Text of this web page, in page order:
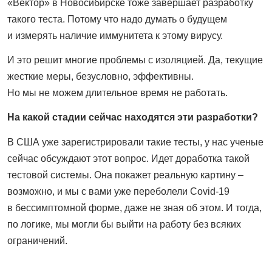
«Вектор» в Новосибирске тоже завершает разработку
такого теста. Потому что надо думать о будущем
и измерять наличие иммунитета к этому вирусу.
И это решит многие проблемы с изоляцией. Да, текущие
жесткие меры, безусловно, эффективны.
Но мы не можем длительное время не работать.
На какой стадии сейчас находятся эти разработки?
В США уже зарегистрировали такие тесты, у нас ученые
сейчас обсуждают этот вопрос. Идет доработка такой
тестовой системы. Она покажет реальную картину –
возможно, и мы с вами уже переболели Covid-19
в бессимптомной форме, даже не зная об этом. И тогда,
по логике, мы могли бы выйти на работу без всяких
ограничений.